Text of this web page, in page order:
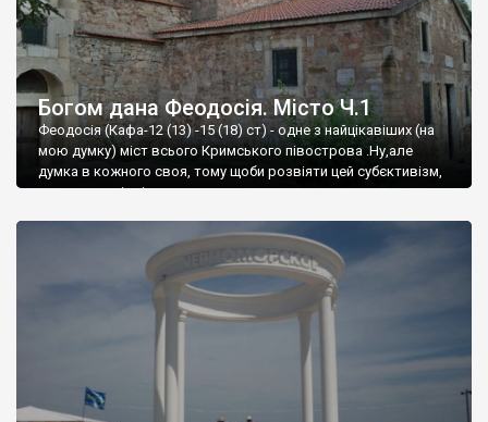
Богом дана Феодосія. Місто Ч.1
Феодосія (Кафа-12 (13) -15 (18) ст) - одне з найцікавіших (на
мою думку) міст всього Кримського півострова .Ну,але
думка в кожного своя, тому щоби розвіяти цей субєктивізм,
запрошую відвідати це